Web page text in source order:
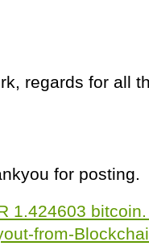
regards for all
for posting.
1.424603
from-